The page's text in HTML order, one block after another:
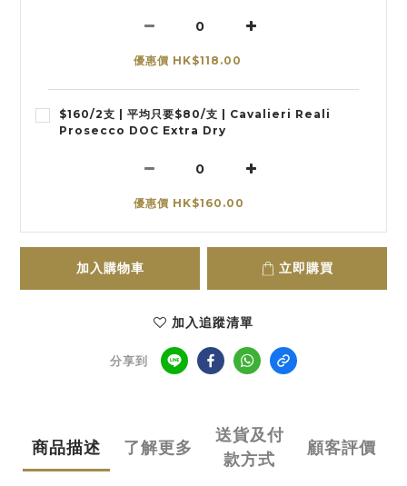
優惠價 HK$118.00
$160/2支 | 平均只要$80/支 | Cavalieri Reali
Prosecco DOC Extra Dry
優惠價 HK$160.00
加入購物車 立即購買
加入追蹤清單
分享到
商品描述 了解更多
送貨及付
款方式
顧客評價